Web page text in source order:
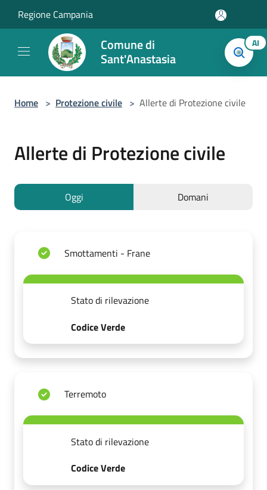
Regione Campania
Comune di
Sant'Anastasia
AI
Home > Protezione civile > Allerte di Protezione civile
Allerte di Protezione civile
Oggi Domani
Smottamenti - Frane
Stato di rilevazione
Codice Verde
Terremoto
Stato di rilevazione
Codice Verde